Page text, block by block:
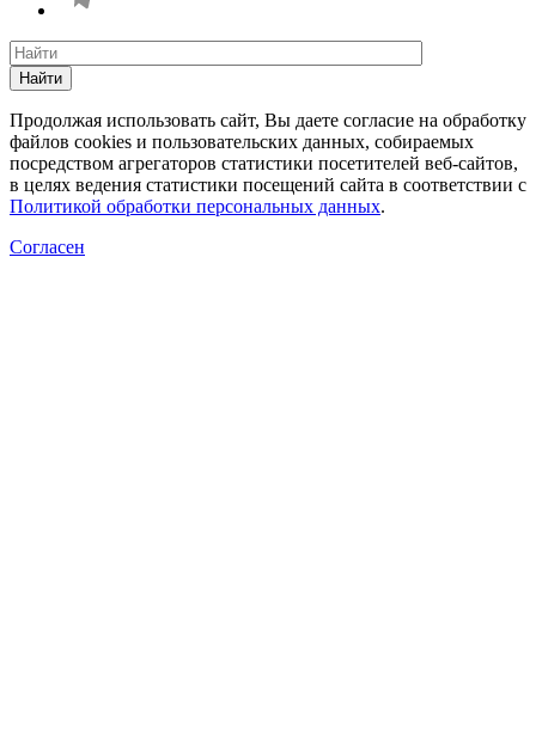
Найти
Продолжая использовать сайт, Вы даете согласие на обработку
файлов cookies и пользовательских данных, собираемых
посредством агрегаторов статистики посетителей веб-сайтов,
в целях ведения статистики посещений сайта в соответствии с
Политикой обработки персональных данных.
Согласен